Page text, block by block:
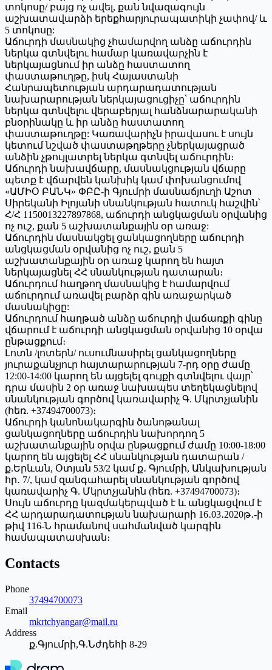
տոկոսը/ բայց ոչ ավել, քան նվազագույն
աշխատավարձի երեքհարյուրապատիկի չափով/ և
5 տոկոսը:
Աճուրդի մասնակից չհամարվող անձը աճուրդին
ներկա գտնվելու համար կառավարչին է
ներկայացնում իր անձը հաստատող
փաստաթուղթը, իսկ Հայաստանի
Հանրապետության արդարադատության
նախարարության ներկայացուցիչը՝ աճուրդին
ներկա գտնվելու վերաբերյալ հանձնարարականի
բնօրինակը և իր անձը հաստատող
փաստաթուղթը: Կառավարիչն իրավասու է սույն
կետում նշված փաստաթղթերը չներկայացրած
անձին չթույլատրել ներկա գտնվել աճուրդին։
Աճուրդի նախավճարը, մասնակցության վճարը
պետք է վճարվեն կանխիկ կամ փոխանցումով
«ԱՄԻՕ ԲԱՆԿ» ՓԲԸ-ի Գյումրի մասնաճյուղի Աշոտ
Սիրեկանի Իլոյանի սնանկության հատուկ հաշվին՝
Հ/Հ 1150013227897868, աճուրդի անցկացման օրվանից
ոչ ուշ, քան 5 աշխատանքային օր առաջ:
Աճուրդին մասնակցել ցանկացողները աճուրդի
անցկացման օրվանից ոչ ուշ, քան 5
աշխատանքային օր առաջ կարող են հայտ
ներկայացնել ՀՀ սնանկության դատարան։
Աճուրդում հաղթող մասնակից է համարվում
աճուրդում առավել բարձր գին առաջարկած
մասնակիցը:
Աճուրդում հաղթած անձը աճուրդի վաճառքի գինը
վճարում է աճուրդի անցկացման օրվանից 10 օրվա
ընթացքում։
Լոտն /լոտերն/ ուսումնասիրել ցանկացողները
յուրաքանչյուր հայտարարության 7-րդ օրը ժամը
12:00-14:00 կարող են այցելել գույքի գտնվելու վայր՝
դրա մասին 2 օր առաջ նախապես տեղեկացնելով
սնանկության գործով կառավարիչ Գ. Մկրտչյանին
(հեռ. +37494700073)։
Աճուրդի կանոնակարգին ծանոթանալ
ցանկացողները աճուրդին նախորդող 5
աշխատանքային օրվա ընթացքում ժամը 10:00-18:00
կարող են այցելել ՀՀ սնանկության դատարան /
ք.Երևան, Օտյան 53/2 կամ ք․ Գյումրի, Անկախության
հր․ 7/, կամ զանգահարել սնանկության գործով
կառավարիչ Գ. Մկրտչյանին (հեռ. +37494700073)։
Սույն աճուրդը կազմակերպված է և անցկացվում է
ՀՀ արդարադատության նախարարի 16․03․2020թ․-ի
թիվ 116-Ն հրամանով սահմանված կարգին
համապատասխան։
Contacts
Phone
37494700073
Email
mkrtchyangar@mail.ru
Address
ք.Գյումրի,Գ.Նժդեհի 8-29